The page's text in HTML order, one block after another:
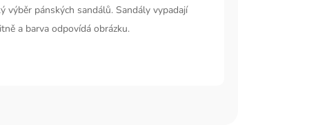
výběr pánských sandálů. Sandály vypadají
a barva odpovídá obrázku.